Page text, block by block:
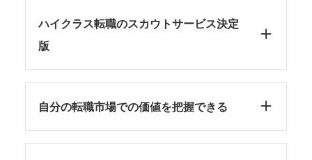
ハイクラス転職のスカウトサービス決定
版
自分の転職市場での価値を把握できる